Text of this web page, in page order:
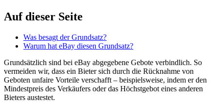
Auf dieser Seite
Was besagt der Grundsatz?
Warum hat eBay diesen Grundsatz?
Grundsätzlich sind bei eBay abgegebene Gebote verbindlich. So
vermeiden wir, dass ein Bieter sich durch die Rücknahme von
Geboten unfaire Vorteile verschafft – beispielsweise, indem er den
Mindestpreis des Verkäufers oder das Höchstgebot eines anderen
Bieters austestet.